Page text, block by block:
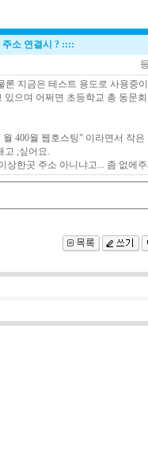
주소 연결시 ?::::
지금은 테스트 용도로 사용중
으며 어쩌면 초등학교 총 동문
400월 웹호스팅" 이라면서 작은
고 ;싶어요.
상한곳 주소 아니냐고... 좀 없에